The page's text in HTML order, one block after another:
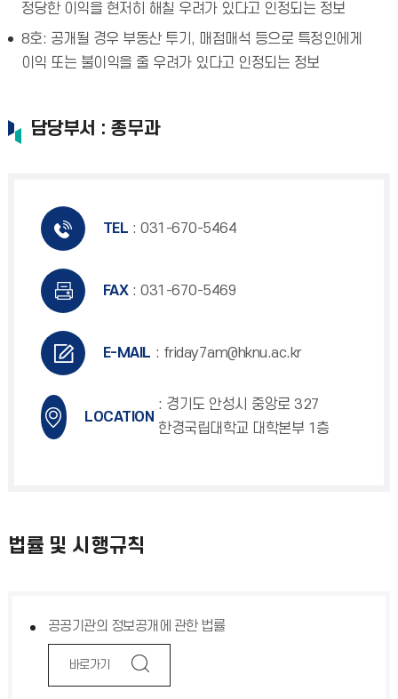
정당한 이익을 현저히 해칠 우려가 있다고 인정되는 정보
8호: 공개될 경우 부동산 투기, 매점매석 등으로 특정인에게
이익 또는 불이익을 줄 우려가 있다고 인정되는 정보
담당부서 : 총무과
TEL : 031-670-5464
FAX : 031-670-5469
E-MAIL : friday7am@hknu.ac.kr
LOCATION
: 경기도 안성시 중앙로 327
한경국립대학교 대학본부 1층
법률 및 시행규칙
공공기관의 정보공개에 관한 법률
바로가기